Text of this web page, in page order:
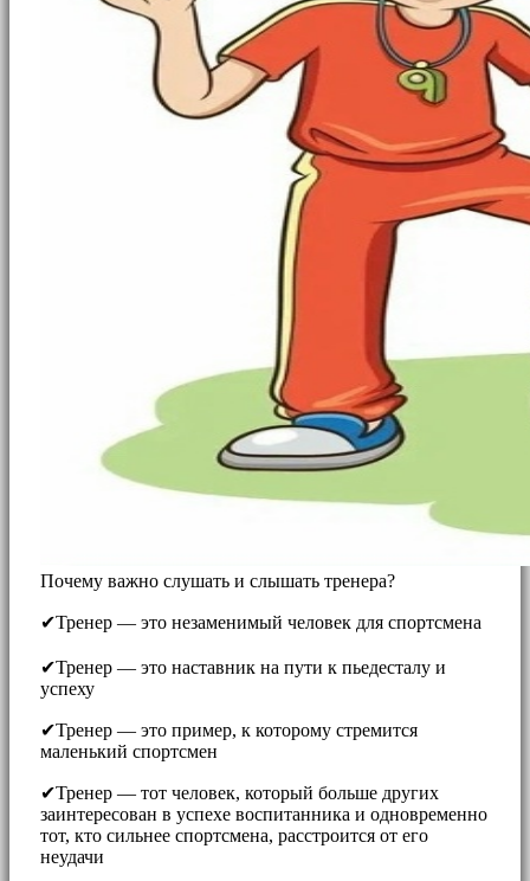
Почему важно слушать и слышать тренера?
✔Тренер — это незаменимый человек для спортсмена
✔Тренер — это наставник на пути к пьедесталу и
успеху
✔Тренер — это пример, к которому стремится
маленький спортсмен
✔Тренер — тот человек, который больше других
заинтересован в успехе воспитанника и одновременно
тот, кто сильнее спортсмена, расстроится от его
неудачи